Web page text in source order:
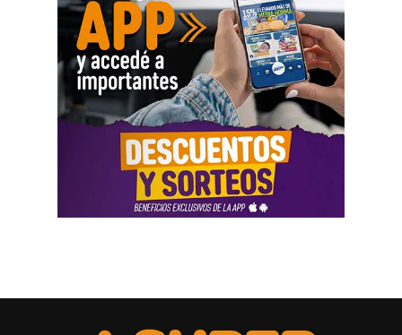
hectáreas productivas durante la primera etapa y generar
condiciones para nuevas actividades agrícolas y
ganaderas.
En el Valle Inferior se modernizará el sistema de riego del
IDEVI, con compuertas automáticas, mejoras en los
canales y monitoreo en tiempo real para administrar
mejor el agua, reducir pérdidas y dar mayor previsibilidad